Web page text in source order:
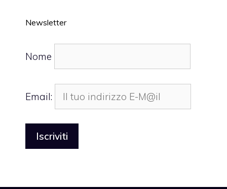
Newsletter
Nome
Email: